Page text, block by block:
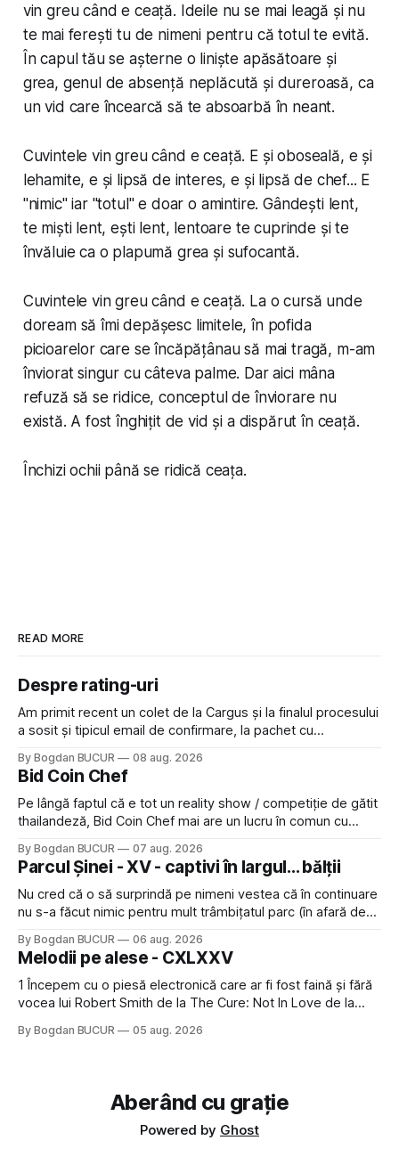
vin greu când e ceață. Ideile nu se mai leagă și nu
te mai ferești tu de nimeni pentru că totul te evită.
În capul tău se așterne o liniște apăsătoare și
grea, genul de absență neplăcută și dureroasă, ca
un vid care încearcă să te absoarbă în neant.
Cuvintele vin greu când e ceață. E și oboseală, e și
lehamite, e și lipsă de interes, e și lipsă de chef... E
"nimic" iar "totul" e doar o amintire. Gândești lent,
te miști lent, ești lent, lentoare te cuprinde și te
învăluie ca o plapumă grea și sufocantă.
Cuvintele vin greu când e ceață. La o cursă unde
doream să îmi depășesc limitele, în pofida
picioarelor care se încăpățânau să mai tragă, m-am
înviorat singur cu câteva palme. Dar aici mâna
refuză să se ridice, conceptul de înviorare nu
există. A fost înghițit de vid și a dispărut în ceață.
Închizi ochii până se ridică ceața.
READ MORE
Despre rating-uri
Am primit recent un colet de la Cargus și la finalul procesului
a sosit și tipicul email de confirmare, la pachet cu
feedback-ului și eram în toate bune, de data asta am dat
click să le las un rating. Un 5
By Bogdan BUCUR 08 aug. 2026
Bid Coin Chef
Pe lângă faptul că e tot un reality show / competiție de gătit
thailandeză, Bid Coin Chef mai are un lucru în comun cu
lăsat rece la prima vedere, după care m-a făcut să mă
îndrăgostesc de el. Nu mi-a plăcut faptul
By Bogdan BUCUR 07 aug. 2026
Parcul Șinei - XV - captivi în largul... bălții
Nu cred că o să surprindă pe nimeni vestea că în continuare
nu s-a făcut nimic pentru mult trâmbițatul parc (în afară de
timp pui și latră prin gard la lumea care trece prin zonă). Am
avut, în schimb, o belea
By Bogdan BUCUR 06 aug. 2026
Melodii pe alese - CXLXXV
1 Începem cu o piesă electronică care ar fi fost faină și fără
vocea lui Robert Smith de la The Cure: Not In Love de la
a dovedit că jumătatea masculină a acelui duo era cam
By Bogdan BUCUR 05 aug. 2026
Aberând cu grație
Powered by Ghost